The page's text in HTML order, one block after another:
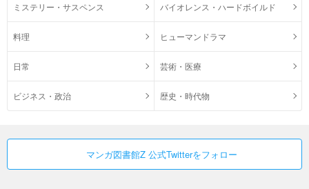
ミステリー・サスペンス バイオレンス・ハードボイルド
料理 ヒューマンドラマ
日常 芸術・医療
ビジネス・政治 歴史・時代物
マンガ図書館Z 公式Twitterをフォロー